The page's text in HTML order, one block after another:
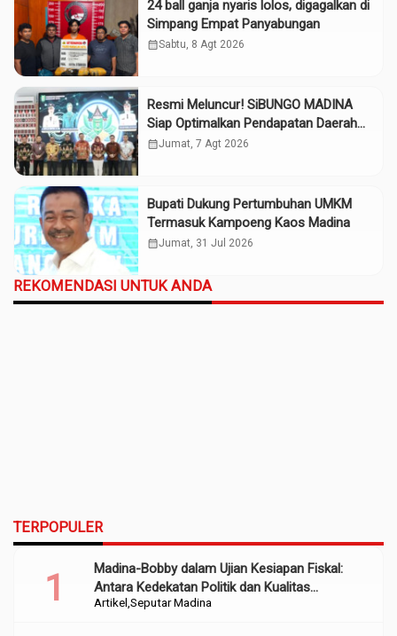
24 ball ganja nyaris lolos, digagalkan di
Simpang Empat Panyabungan
calendar_monthSabtu, 8 Agt 2026
Resmi Meluncur! SiBUNGO MADINA
Siap Optimalkan Pendapatan Daerah
Madina
calendar_monthJumat, 7 Agt 2026
Bupati Dukung Pertumbuhan UMKM
Termasuk Kampoeng Kaos Madina
calendar_monthJumat, 31 Jul 2026
REKOMENDASI UNTUK ANDA
TERPOPULER
Artikel Seputar Madina
Madina-Bobby dalam Ujian Kesiapan Fiskal:
Antara Kedekatan Politik dan Kualitas
Perencanaan